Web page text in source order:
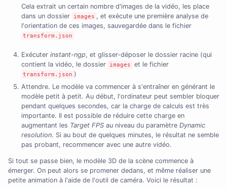
Cela extrait un certain nombre d'images de la vidéo, les place
dans un dossier
images , et exécute une première analyse de
l'orientation de ces images, sauvegardée dans le fichier
transform.json
Exécuter instant-ngp, et glisser-déposer le dossier racine (qui
contient la vidéo, le dossier
images et le fichier
transform.json )
Attendre. Le modèle va commencer à s'entraîner en générant le
modèle petit à petit. Au début, l'ordinateur peut sembler bloquer
pendant quelques secondes, car la charge de calculs est très
importante. Il est possible de réduire cette charge en
augmentant les Target FPSau niveau du paramètre Dynamic
resolution. Si au bout de quelques minutes, le résultat ne semble
pas probant, recommencer avec une autre vidéo.
Si tout se passe bien, le modèle 3D de la scène commence à
émerger. On peut alors se promener dedans, et même réaliser une
petite animation à l'aide de l'outil de caméra. Voici le résultat :